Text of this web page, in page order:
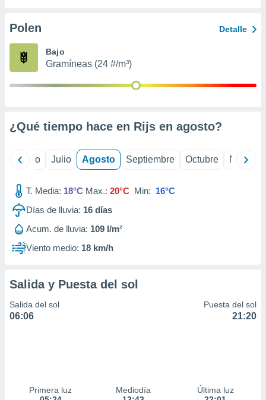
e
mediante
de
Polen Detalle
Bajo
Gramíneas (24 #/m³)
¿Qué tiempo hace en Rijs en agosto?
Junio Julio Agosto Septiembre Octubre
T. Media: 18°C Max.: 20°C Min: 16°C
Días de lluvia: 16 días
Acum. de lluvia: 109 l/m²
Viento medio: 18 km/h
Salida y Puesta del sol
Salida del sol
06:06
Puesta del sol
21:20
Primera luz
Mediodía
Última luz